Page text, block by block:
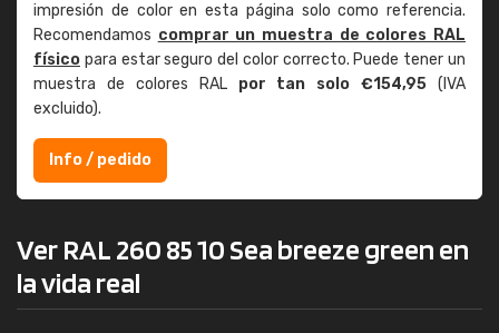
impresión de color en esta página solo como referencia.
Recomendamos comprar un muestra de colores RAL
físico para estar seguro del color correcto. Puede tener un
muestra de colores RAL por tan solo €154,95 (IVA
excluido).
Info / pedido
Ver RAL 260 85 10 Sea breeze green en
la vida real